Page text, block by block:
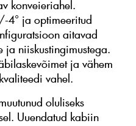
konveieriahel.
4° ja optimeeritud
aitavad
ja niiskustingimustega.
ja vähem
vahel.
oluliseks
Uuendatud kabiin